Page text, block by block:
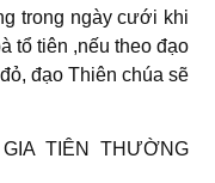
trong ngày cưới khi
tổ tiên ,nếu theo đạo
đạo Thiên chúa sẽ
TIÊN THƯỜNG